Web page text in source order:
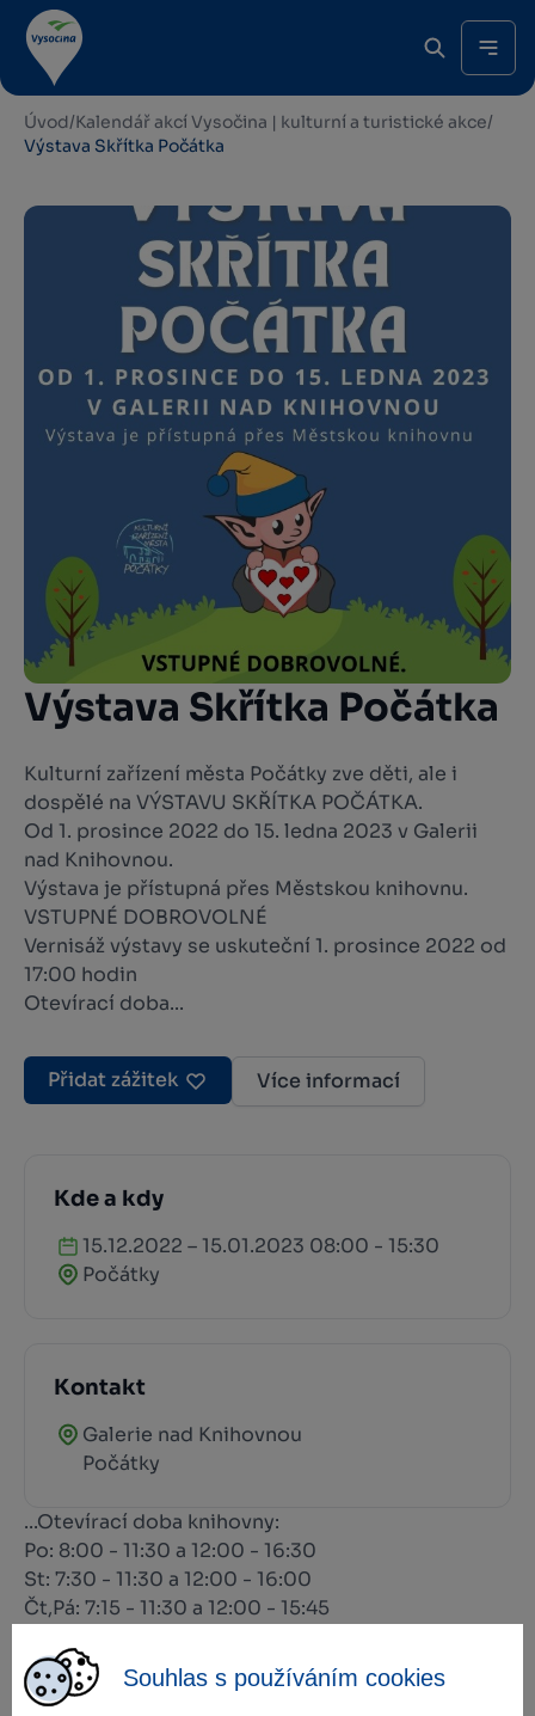
Souhlas s používáním cookies
Úvod/Kalendář akcí Vysočina | kulturní a turistické akce/
Výstava Skřítka Počátka
Výstava Skřítka Počátka
Kulturní zařízení města Počátky zve děti, ale i
dospělé na VÝSTAVU SKŘÍTKA POČÁTKA.
Od 1. prosince 2022 do 15. ledna 2023 v Galerii
nad Knihovnou.
Výstava je přístupná přes Městskou knihovnu.
VSTUPNÉ DOBROVOLNÉ
Vernisáž výstavy se uskuteční 1. prosince 2022 od
17:00 hodin
Otevírací doba...
Přidat zážitek Více informací
Kde a kdy
15.12.2022 – 15.01.2023 08:00 - 15:30
Počátky
Kontakt
Galerie nad Knihovnou
Počátky
...Otevírací doba knihovny:
Po: 8:00 - 11:30 a 12:00 - 16:30
St: 7:30 - 11:30 a 12:00 - 16:00
Čt,Pá: 7:15 - 11:30 a 12:00 - 15:45